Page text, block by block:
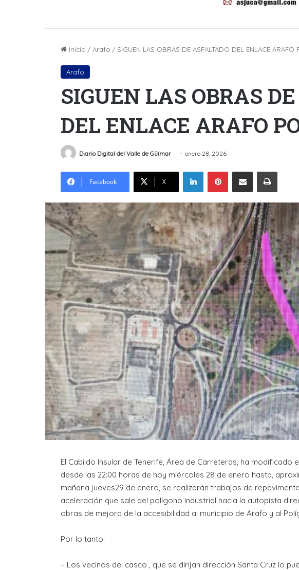
Inicio /Arafo / SIGUEN LAS OBRAS DE ASFALTADO DEL ENLACE ARAFO
Arafo
SIGUEN LAS OBRAS
DEL ENLACE ARAFO
Diario Digital del Valle de Güímar enero 28, 2026
Facebook X
LinkedInPinterestCompartir por Email Imprimir
El Cabildo Insular de Tenerife, Área de Carreteras, ha modificado
desde las 22:00 horas de hoy miércoles 28 de enero hasta,
mañana jueves29 de enero, se realizarán trabajos de
aceleración que sale del polígono industrial hacia la autopista
obras de mejora de la accesibilidad al municipio de Arafo y al
Por lo tanto:
– Los vecinos del casco , que se dirijan dirección Santa Cruz lo